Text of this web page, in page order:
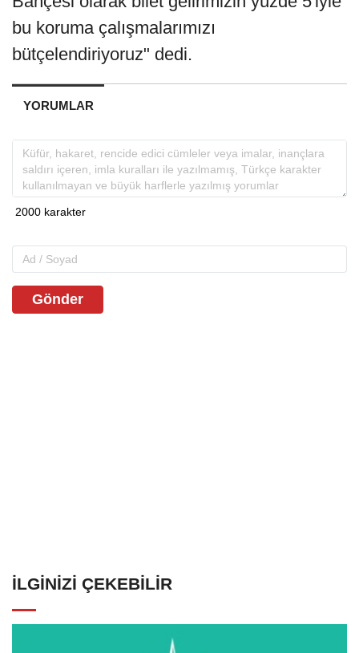
bu koruma çalışmalarımızı
bütçelendiriyoruz" dedi.
YORUMLAR
Gönder
İLGINIZI ÇEKEBILIR